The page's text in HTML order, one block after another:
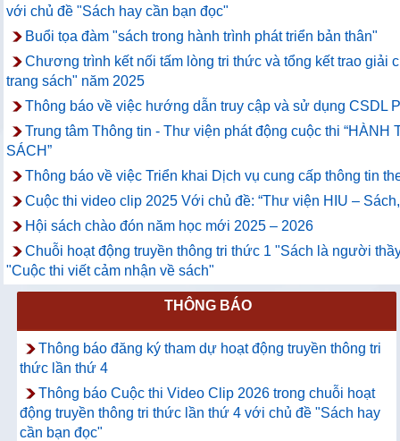
với chủ đề "Sách hay cần bạn đọc"
Buổi tọa đàm "sách trong hành trình phát triển bản thân"
Chương trình kết nối tấm lòng tri thức và tổng kết trao giải
trang sách" năm 2025
Thông báo về việc hướng dẫn truy cập và sử dụng CSDL
Trung tâm Thông tin - Thư viện phát động cuộc thi
SÁCH”
Thông báo về việc Triển khai Dịch vụ cung cấp thông tin
Cuộc thi video clip 2025 Với chủ đề: “Thư viện HIU –
Hội sách chào đón năm học mới 2025 – 2026
Chuỗi hoạt động truyền thông tri thức 1 "Sách là người
"Cuộc thi viết cảm nhận về sách"
THÔNG BÁO
Thông báo đăng ký tham dự hoạt động truyền thông tri
thức lần thứ 4
Thông báo Cuộc thi Video Clip 2026 trong chuỗi hoạt
động truyền thông tri thức lần thứ 4 với chủ đề "Sách hay
cần bạn đọc"